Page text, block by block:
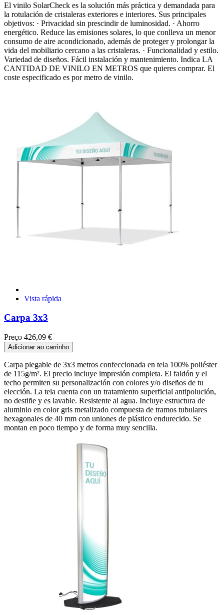
El vinilo SolarCheck es la solución más práctica y demandada para
la rotulación de cristaleras exteriores e interiores. Sus principales
objetivos: · Privacidad sin prescindir de luminosidad. · Ahorro
energético. Reduce las emisiones solares, lo que conlleva un menor
consumo de aire acondicionado, además de proteger y prolongar la
vida del mobiliario cercano a las cristaleras. · Funcionalidad y estilo.
Variedad de diseños. Fácil instalación y mantenimiento. Indica LA
CANTIDAD DE VINILO EN METROS que quieres comprar. El
coste especificado es por metro de vinilo.
Vista rápida
Carpa 3x3
Preço 426,09 €
Adicionar ao carrinho
Carpa plegable de 3x3 metros confeccionada en tela 100% poliéster
de 115g/m². El precio incluye impresión completa. El faldón y el
techo permiten su personalización con colores y/o diseños de tu
elección. La tela cuenta con un tratamiento superficial antipolución,
no destiñe y es lavable. Resistente al agua. Incluye estructura de
aluminio en color gris metalizado compuesta de tramos tubulares
hexagonales de 40 mm con uniones de plástico endurecido. Se
montan en poco tiempo y de forma muy sencilla.